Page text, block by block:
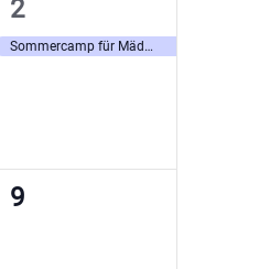
1
Veranstaltung,
2
Sommercamp für Mädchen – Wildnis und Pferdebegegnung
0
9